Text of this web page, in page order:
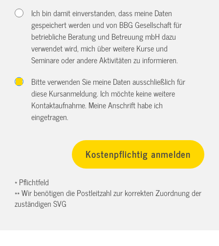
Ich bin damit einverstanden, dass meine Daten
gespeichert werden und von BBG Gesellschaft für
betriebliche Beratung und Betreuung mbH dazu
verwendet wird, mich über weitere Kurse und
Seminare oder andere Aktivitäten zu informieren.
Bitte verwenden Sie meine Daten ausschließlich für
diese Kursanmeldung. Ich möchte keine weitere
Kontaktaufnahme. Meine Anschrift habe ich
eingetragen.
* Pflichtfeld
** Wir benötigen die Postleitzahl zur korrekten Zuordnung der
zuständigen SVG